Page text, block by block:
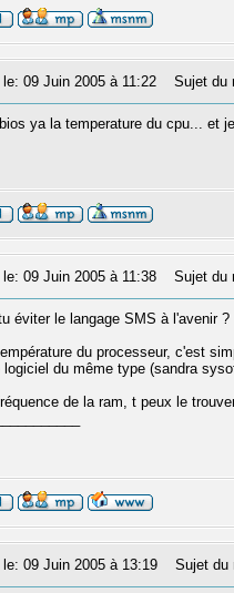
le: 09 Juin 2005 à 11:22 Sujet du
ya la temperature du cpu... et
le: 09 Juin 2005 à 11:38 Sujet du
éviter le langage SMS à l'avenir ?
du processeur, c'est
logiciel du même type (sandra
de la ram, t peux le
le: 09 Juin 2005 à 13:19 Sujet du